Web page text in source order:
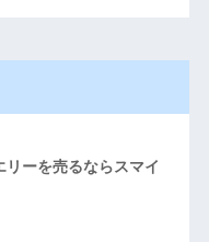
ーを売るならスマイ